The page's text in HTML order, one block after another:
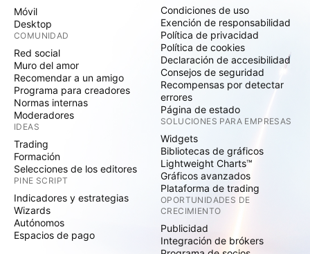
Móvil
Desktop
COMUNIDAD
Red social
Muro del amor
Recomendar a un amigo
Programa para creadores
Normas internas
Moderadores
IDEAS
Trading
Formación
Selecciones de los editores
PINE SCRIPT
Indicadores y estrategias
Wizards
Autónomos
Espacios de pago
Condiciones de uso
Exención de responsabilidad
Política de privacidad
Política de cookies
Declaración de accesibilidad
Consejos de seguridad
Recompensas por detectar
errores
Página de estado
SOLUCIONES PARA EMPRESAS
Widgets
Bibliotecas de gráficos
Lightweight Charts™
Gráficos avanzados
Plataforma de trading
OPORTUNIDADES DE
CRECIMIENTO
Publicidad
Integración de brókers